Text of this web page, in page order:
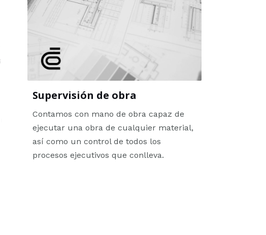
Supervisión de obra
Contamos con mano de obra capaz de
ejecutar una obra de cualquier material,
así como un control de todos los
procesos ejecutivos que conlleva.